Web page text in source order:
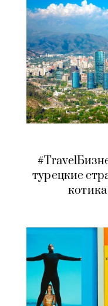
турецкие